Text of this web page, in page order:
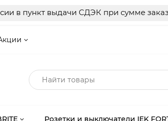
в пункт выдачи СДЭК при сумме
Розетки и выключатели IEK